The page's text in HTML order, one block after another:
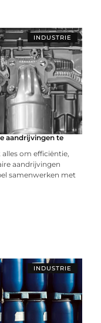
INDUSTRIE
aandrijvingen te
om efficiëntie,
aandrijvingen
samenwerken met
INDUSTRIE